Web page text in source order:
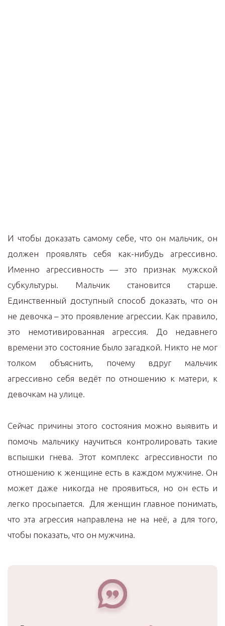
И чтобы доказать самому себе, что он мальчик, он
должен проявлять себя как-нибудь агрессивно.
Именно агрессивность — это признак мужской
субкультуры. Мальчик становится старше.
Единственный доступный способ доказать, что он
не девочка – это проявление агрессии. Как правило,
это немотивированная агрессия. До недавнего
времени это состояние было загадкой. Никто не мог
толком объяснить, почему вдруг мальчик
агрессивно себя ведёт по отношению к матери, к
девочкам на улице.
Сейчас причины этого состояния можно выявить и
помочь мальчику научиться контролировать такие
вспышки гнева. Этот комплекс агрессивности по
отношению к женщине есть в каждом мужчине. Он
может даже никогда не проявиться, но он есть и
легко просыпается. Для женщин главное понимать,
что эта агрессия направлена не на неё, а для того,
чтобы показать, что он мужчина.